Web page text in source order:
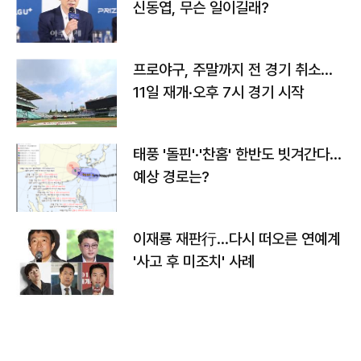
신동엽, 무슨 일이길래?
프로야구, 주말까지 전 경기 취소…
11일 재개·오후 7시 경기 시작
태풍 '돌핀'·'찬홈' 한반도 빗겨간다…
예상 경로는?
이재룡 재판行…다시 떠오른 연예계
'사고 후 미조치' 사례